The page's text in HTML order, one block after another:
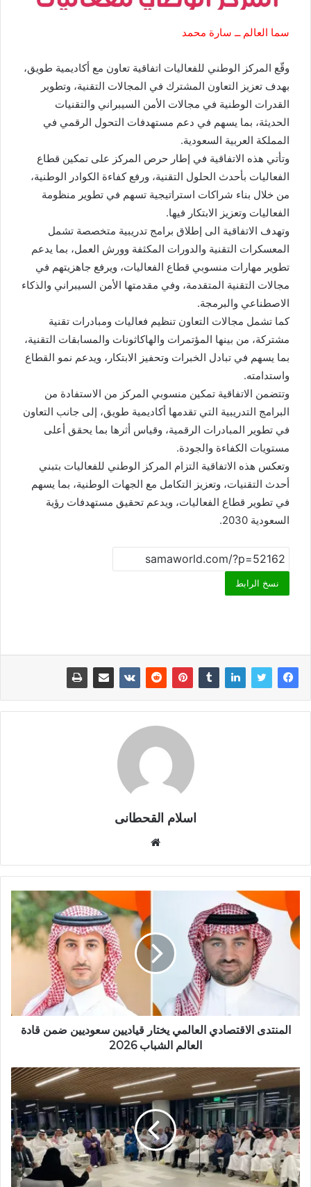
سما العالم ــ سارة محمد
وقّع المركز الوطني للفعاليات اتفاقية تعاون مع أكاديمية طويق،
بهدف تعزيز التعاون المشترك في المجالات التقنية، وتطوير
القدرات الوطنية في مجالات الأمن السيبراني والتقنيات
الحديثة، بما يسهم في دعم مستهدفات التحول الرقمي في
المملكة العربية السعودية.
وتأتي هذه الاتفاقية في إطار حرص المركز على تمكين قطاع
الفعاليات بأحدث الحلول التقنية، ورفع كفاءة الكوادر الوطنية،
من خلال بناء شراكات استراتيجية تسهم في تطوير منظومة
الفعاليات وتعزيز الابتكار فيها.
وتهدف الاتفاقية الى إطلاق برامج تدريبية متخصصة تشمل
المعسكرات التقنية والدورات المكثفة وورش العمل، بما يدعم
تطوير مهارات منسوبي قطاع الفعاليات، ويرفع جاهزيتهم في
مجالات التقنية المتقدمة، وفي مقدمتها الأمن السيبراني والذكاء
الاصطناعي والبرمجة.
كما تشمل مجالات التعاون تنظيم فعاليات ومبادرات تقنية
مشتركة، من بينها المؤتمرات والهاكاثونات والمسابقات التقنية،
بما يسهم في تبادل الخبرات وتحفيز الابتكار، ويدعم نمو القطاع
واستدامته.
وتتضمن الاتفاقية تمكين منسوبي المركز من الاستفادة من
البرامج التدريبية التي تقدمها أكاديمية طويق، إلى جانب التعاون
في تطوير المبادرات الرقمية، وقياس أثرها بما يحقق أعلى
مستويات الكفاءة والجودة.
وتعكس هذه الاتفاقية التزام المركز الوطني للفعاليات بتبني
أحدث التقنيات، وتعزيز التكامل مع الجهات الوطنية، بما يسهم
في تطوير قطاع الفعاليات، ويدعم تحقيق مستهدفات رؤية
السعودية 2030.
نسخ الرابط
اسلام القحطانى
ق
ع
ل
و
ب
المنتدى الاقتصادي العالمي يختار قياديين سعوديين ضمن قادة
العالم الشباب 2026